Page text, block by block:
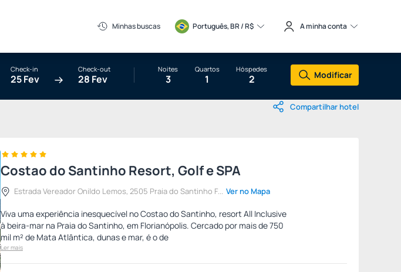
Minhas buscas Português, BR / R$ A minha conta
Check-in
25 Fev
Check-out
28 Fev
Noites
3
Quartos
1
Hóspedes
2 Modificar
Compartilhar hotel
Costao do Santinho Resort, Golf e SPA
Estrada Vereador Onildo Lemos, 2505 Praia do Santinho F... Ver no Mapa
Viva uma experiência inesquecível no Costao do Santinho, resort All Inclusive
à beira-mar na Praia do Santinho, em Florianópolis. Cercado por mais de 750
mil m² de Mata Atlântica, dunas e mar, é o de
Ler mais